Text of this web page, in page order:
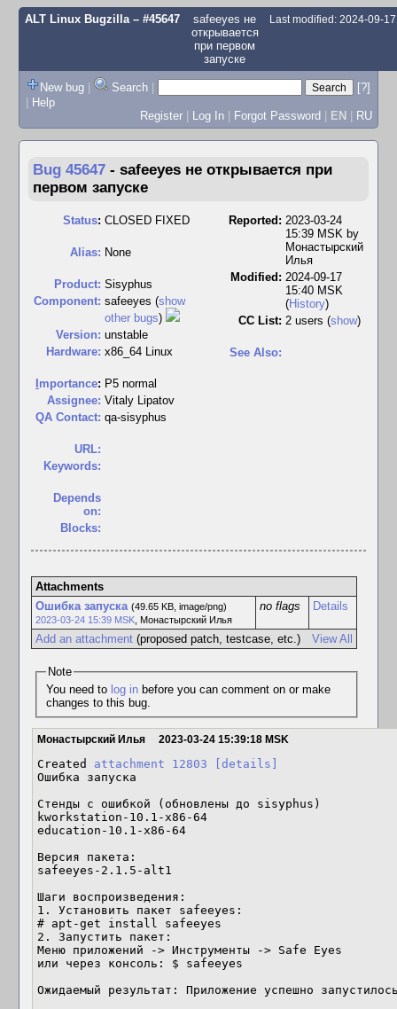
ALT Linux Bugzilla– #45647
safeeyes не
открывается
при первом
запуске
Last modified: 2024-09-
New bug | Search |
[?]
| Help
Register | Log In | Forgot Password | EN | RU
Bug 45647 - safeeyes не открывается при
первом запуске
Status: CLOSED FIXED
Alias: None
Product: Sisyphus
Component: safeeyes (show
other bugs)
Version: unstable
Hardware: x86_64 Linux
mportance: P5 normal
Assignee: Vitaly Lipatov
QA Contact: qa-sisyphus
URL:
Keywords:
Depends
on:
Blocks:
Reported: 2023-03-24
15:39 MSK by
Монастырский
Илья
Modified: 2024-09-17
15:40 MSK
(History)
CC List: 2 users (show)
See Also:
Attachments
Ошибка запуска (49.65 KB, image/png)
2023-03-24 15:39 MSK, Монастырский Илья
no flags Details
View All
Add an attachment(proposed patch, testcase, etc.)
Note
You need to log inbefore you can comment on or make
changes to this bug.
Монастырский Илья 2023-03-24 15:39:18 MSK
Created attachment 12803
[details]
Ошибка запуска
Стенды с ошибкой (обновлены до sisyphus)
kworkstation-10.1-x86-64
education-10.1-x86-64
Версия пакета:
safeeyes-2.1.5-alt1
Шаги воспроизведения:
1. Установить пакет safeeyes:
# apt-get install safeeyes
2. Запустить пакет:
Меню приложений -> Инструменты -> Safe Eyes
или через консоль: $ safeeyes
Ожидаемый результат: Приложение успешно